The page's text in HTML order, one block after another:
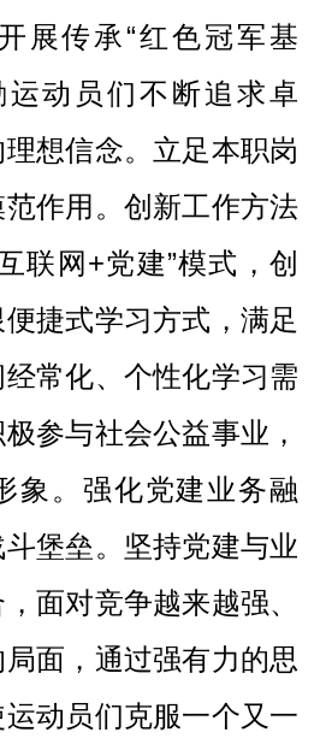
展传承“红色冠军基
运动员们不断追求卓
想信念。立足本职岗
作用。创新工作方法
联网+党建”模式，创
捷式学习方式，满足
常化、个性化学习需
参与社会公益事业，
象。强化党建业务融
堡垒。坚持党建与业
面对竞争越来越强、
面，通过强有力的思
动员们克服一个又一